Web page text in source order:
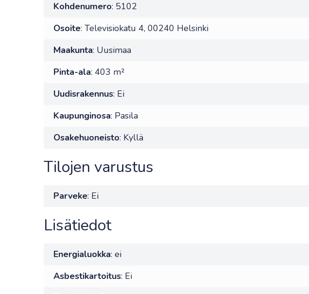
Kohdenumero: 5102
Osoite: Televisiokatu 4, 00240 Helsinki
Maakunta: Uusimaa
Pinta-ala: 403 m²
Uudisrakennus: Ei
Kaupunginosa: Pasila
Osakehuoneisto: Kyllä
Tilojen varustus
Parveke: Ei
Lisätiedot
Energialuokka: ei
Asbestikartoitus: Ei